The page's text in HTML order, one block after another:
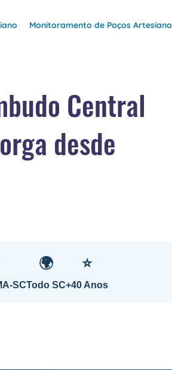
Monitoramento de Poços
Central
desde
SC
🌍
Todo SC
⭐
+40 Anos